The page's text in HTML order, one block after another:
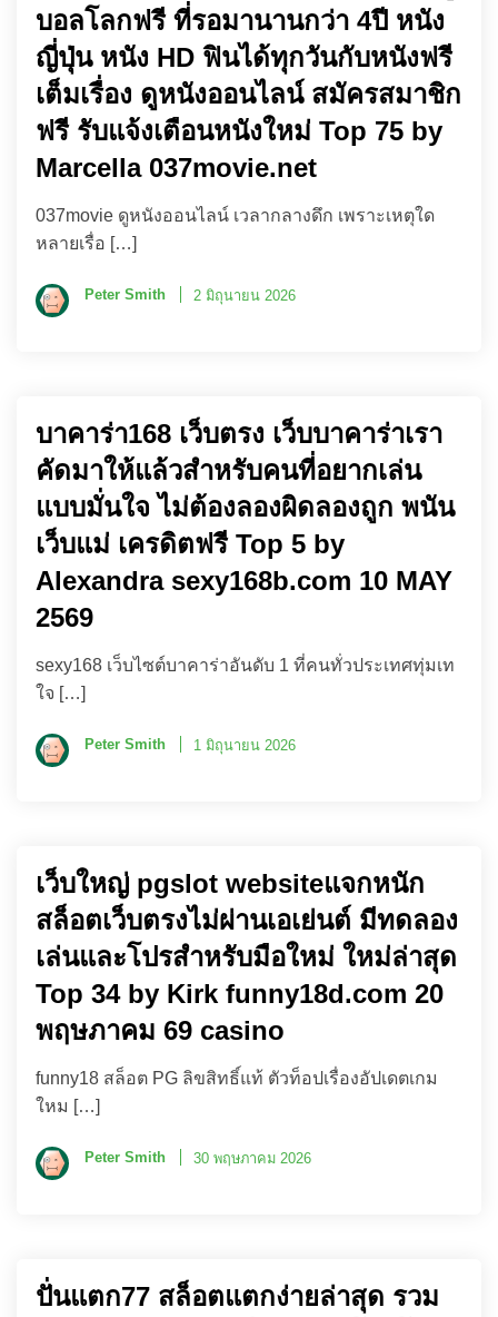
บอลโลกฟรี ที่รอมานานกว่า 4ปี หนัง
ญี่ปุ่น หนัง HD ฟินได้ทุกวันกับหนังฟรี
เต็มเรื่อง ดูหนังออนไลน์ สมัครสมาชิก
ฟรี รับแจ้งเตือนหนังใหม่ Top 75 by
Marcella 037movie.net
037movie ดูหนังออนไลน์ เวลากลางดึก เพราะเหตุใด
หลายเรื่อ […]
Peter Smith 2 มิถุนายน 2026
บาคาร่า168 เว็บตรง เว็บบาคาร่าเรา
คัดมาให้แล้วสำหรับคนที่อยากเล่น
แบบมั่นใจ ไม่ต้องลองผิดลองถูก พนัน
เว็บแม่ เครดิตฟรี Top 5 by
Alexandra sexy168b.com 10 MAY
2569
sexy168 เว็บไซต์บาคาร่าอันดับ 1 ที่คนทั่วประเทศทุ่มเท
ใจ […]
Peter Smith 1 มิถุนายน 2026
เว็บใหญ่ pgslot websiteแจกหนัก
สล็อตเว็บตรงไม่ผ่านเอเย่นต์ มีทดลอง
เล่นและโปรสำหรับมือใหม่ ใหม่ล่าสุด
Top 34 by Kirk funny18d.com 20
พฤษภาคม 69 casino
funny18 สล็อต PG ลิขสิทธิ์แท้ ตัวท็อปเรื่องอัปเดตเกม
ใหม […]
Peter Smith 30 พฤษภาคม 2026
ปั่นแตก77 สล็อตแตกง่ายล่าสุด รวม